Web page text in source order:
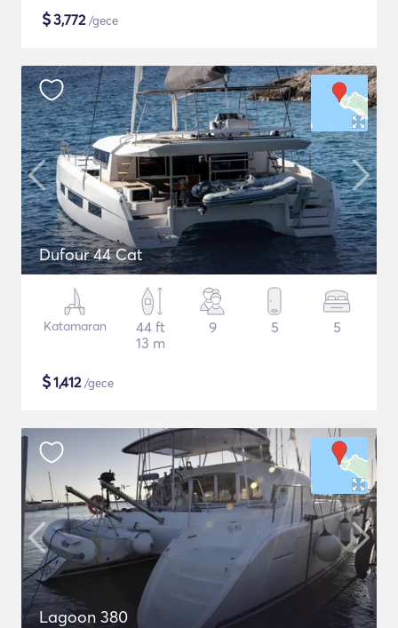
$3,772/gece
Dufour 44 Cat
Katamaran
44 ft
13 m
9 5 5
$1,412/gece
Lagoon 380